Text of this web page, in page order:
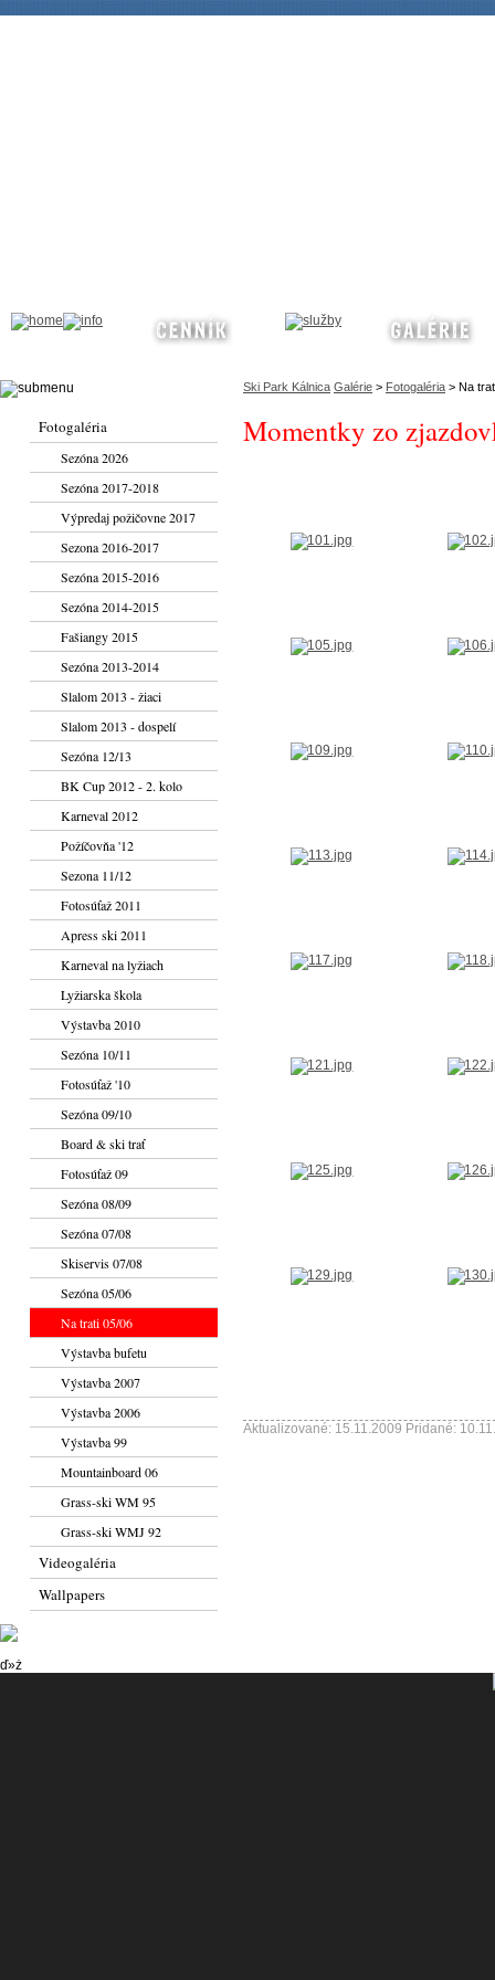
Fotogaléria
Sezóna 2026
Sezóna 2017-2018
Výpredaj požičovne 2017
Sezona 2016-2017
Sezóna 2015-2016
Sezóna 2014-2015
Fašiangy 2015
Sezóna 2013-2014
Slalom 2013 - žiaci
Slalom 2013 - dospelí
Sezóna 12/13
BK Cup 2012 - 2. kolo
Karneval 2012
Požíčovňa '12
Sezona 11/12
Fotosúťaž 2011
Apress ski 2011
Karneval na lyžiach
Lyžiarska škola
Výstavba 2010
Sezóna 10/11
Fotosúťaž '10
Sezóna 09/10
Board & ski trať
Fotosúťaž 09
Sezóna 08/09
Sezóna 07/08
Skiservis 07/08
Sezóna 05/06
Na trati 05/06
Výstavba bufetu
Výstavba 2007
Výstavba 2006
Výstavba 99
Mountainboard 06
Grass-ski WM 95
Grass-ski WMJ 92
Videogaléria
Wallpapers
Ski Park Kálnica Galérie > Fotogaléria > Na
Momentky zo
Aktualizované: 15.11.2009 Pridané:
ď»ż